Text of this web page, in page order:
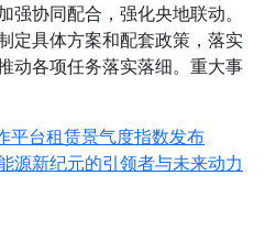
协同配合，强化央地联动。
定具体方案和配套政策，落实
动各项任务落实落细。重大事
平台租赁景气度指数发布
源新纪元的引领者与未来动力